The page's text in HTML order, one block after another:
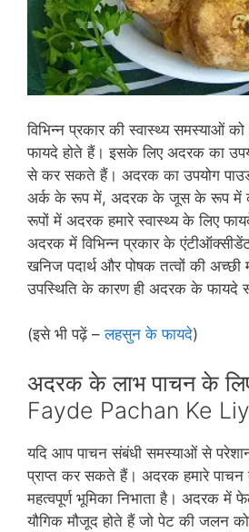
विभिन्‍न प्रकार की स्‍वास्‍थ्‍य समस्याओं
फायदे होते हैं। इसके लिए अदरक का
से कर सकते हैं। अदरक का उपयोग
अर्क के रूप में, अदरक के जूस के रूप में
रूपों में अदरक हमारे स्‍वास्‍थ्‍य के लिए
अदरक में विभिन्‍न प्रकार के
खनिज पदार्थ और पोषक तत्‍वों की अच्‍छी
उपस्थिति के कारण ही अदरक के फायदे
(इसे भी पढ़ें –लहसुन के फायदे)
अदरक के लाभ पाचन के
Fayde Pachan Ke
यदि आप पाचन संबंधी समस्‍याओं से
प्राप्‍त कर सकते हैं। अदरक हमारे
महत्‍वपूर्ण भूमिका निभाता है। अदरक
यौगिक मौजूद होते हैं जो पेट की जलन